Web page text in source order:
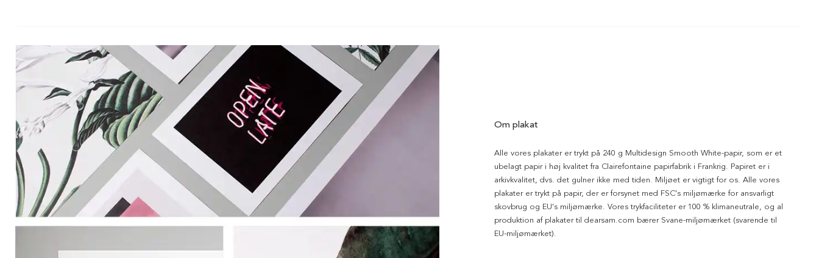
Om plakat
Alle vores plakater er trykt på 240 g Multidesign Smooth White-papir, som er et
ubelagt papir i høj kvalitet fra Clairefontaine papirfabrik i Frankrig. Papiret er i
arkivkvalitet, dvs. det gulner ikke med tiden. Miljøet er vigtigt for os. Alle vores
plakater er trykt på papir, der er forsynet med FSC's miljømærke for ansvarligt
skovbrug og EU's miljømærke. Vores trykfaciliteter er 100 % klimaneutrale, og al
produktion af plakater til dearsam.com bærer Svane-miljømærket (svarende til
EU-miljømærket).